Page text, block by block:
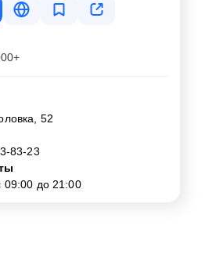
52
83-23
09:00 до 21:00